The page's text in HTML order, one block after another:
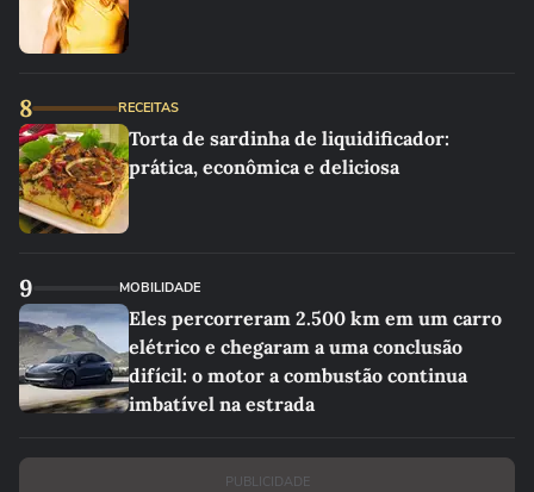
8 RECEITAS
Torta de sardinha de liquidificador:
prática, econômica e deliciosa
9 MOBILIDADE
Eles percorreram 2.500 km em um carro
elétrico e chegaram a uma conclusão
difícil: o motor a combustão continua
imbatível na estrada
PUBLICIDADE